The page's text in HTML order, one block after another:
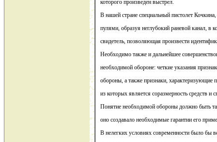
которого произведен выстрел.
В нашей стране специальный пистолет
пулями, образуя неглубокий раневой канал, в
свидетель, позволяющая произвести
Необходимо также и дальнейшее
необходимой обороне: четкие указания
обороны, а также признаки, характеризующие
из которых является соразмерность средств и
Понятие необходимой обороны должно быть
оно создавало необходимые гарантии его
В нелегких условиях современности было бы